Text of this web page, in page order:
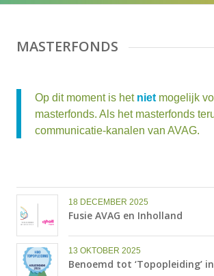
MASTERFONDS
Op dit moment is het nietmogelijk
masterfonds. Als het masterfonds
communicatie-kanalen van AVAG.
18 DECEMBER 2025
Fusie AVAG en Inholland
13 OKTOBER 2025
Benoemd tot ‘Topopleiding’